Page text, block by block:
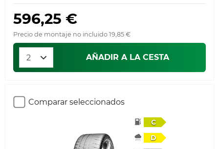
596,25 €
Precio de montaje no incluido 19,85 €
AÑADIR A LA CESTA
Comparar seleccionados
C
D